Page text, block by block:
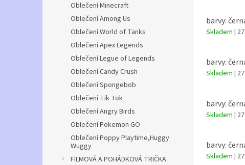
Oblečení Minecraft
Oblečení Among Us
Oblečení World of Tanks
Oblečení Apex Legends
Oblečení Legue of Legends
Oblečení Candy Crush
Oblečení Spongebob
Oblečení Tik Tok
Oblečení Angry Birds
Oblečení Pokemon GO
Oblečení Poppy Playtime,Huggy
Wuggy
FILMOVÁ A POHÁDKOVÁ TRIČKA
barvy:
Skladem |
barvy:
Skladem |
barvy:
Skladem |
barvy:
Skladem |